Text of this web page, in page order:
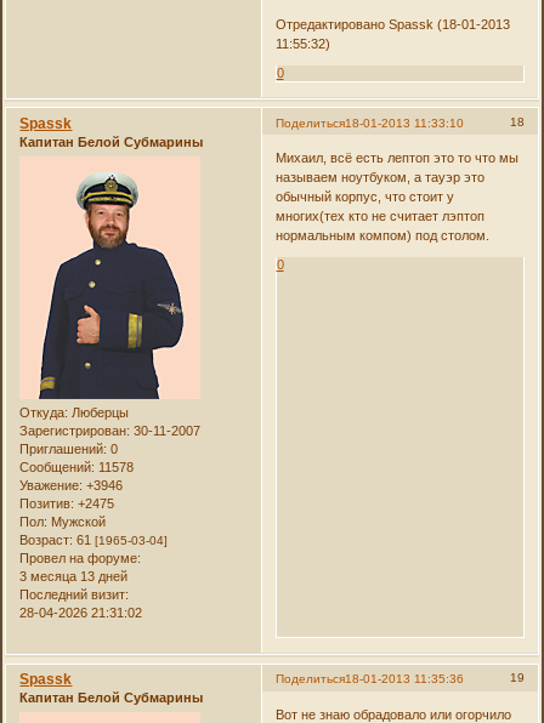
Отредактировано Spassk (18-01-2013
11:55:32)
0
Поделиться 18
18-01-2013 11:33:10
Spassk
Капитан Белой Субмарины
Откуда: Люберцы
Зарегистрирован: 30-11-2007
Приглашений: 0
Сообщений: 11578
Уважение: +3946
Позитив: +2475
Пол: Мужской
Возраст: 61[1965-03-04]
Провел на форуме:
3 месяца 13 дней
Последний визит:
28-04-2026 21:31:02
Михаил, всё есть лептоп это то что мы
называем ноутбуком, а тауэр это
обычный корпус, что стоит у
многих(тех кто не считает лэптоп
нормальным компом) под столом.
0
Поделиться 19
18-01-2013 11:35:36
Spassk
Капитан Белой Субмарины
Вот не знаю обрадовало или огорчило